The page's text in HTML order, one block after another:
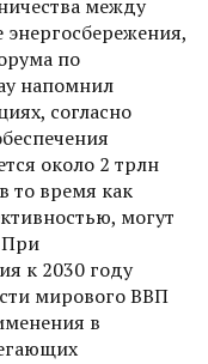
между
по
напомнил
согласно
около 2 трлн
то время как
могут
При
к 2030 году
мирового ВВП
в